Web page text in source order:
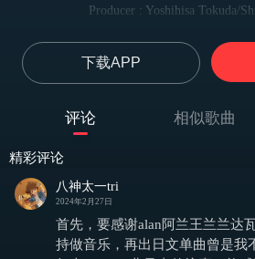
Producer : Yoshihisa Tokuda/
Vocal Reccording Engineer：
Mix Engineer：Atsushi
即使一切皆是虚幻
いくらでも語り尽く
将蓝色染红
深すぎて 深すぎて
下载APP
评论 相似歌曲
精彩评论
八神太一tri
2024年2月27日
首先，要感谢alan阿兰王兰兰达
持做音乐，再出日文单曲曾是我